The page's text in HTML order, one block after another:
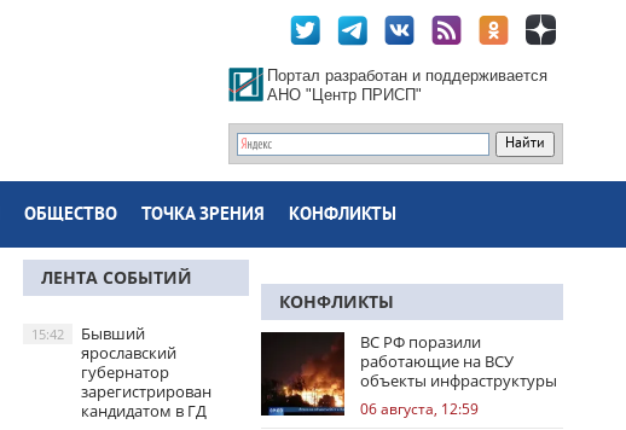
Портал разработан и поддерживается
АНО "Центр ПРИСП"
ОБЩЕСТВО ТОЧКА ЗРЕНИЯ КОНФЛИКТЫ
ЛЕНТА СОБЫТИЙ
Бывший
ярославский
губернатор
зарегистрирован
кандидатом в ГД
15:42
КОНФЛИКТЫ
ВС РФ поразили
работающие на ВСУ
объекты инфраструктуры
и центры логистики
06 августа, 12:59